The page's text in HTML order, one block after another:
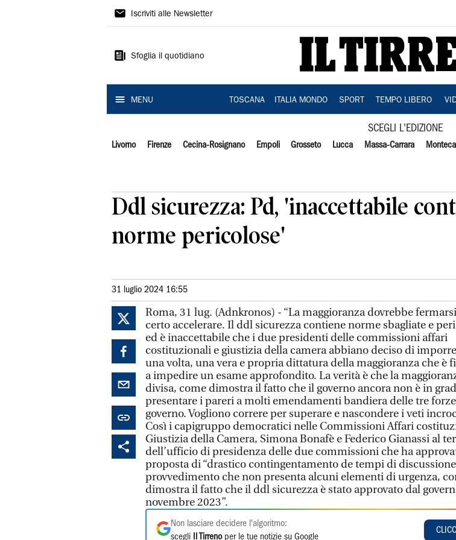
Il
Iscriviti alle Newsletter
Sfoglia il quotidiano
MENU TOSCANA ITALIA MONDO SPORT TEMPO LIBERO
SCEGLI L'EDIZIONE
Livorno Firenze Cecina-Rosignano Empoli Grosseto Lucca Massa-Carrara
Ddl sicurezza: Pd, 'inaccettabile
norme pericolose'
31 luglio 2024 16:55
Roma, 31 lug. (Adnkronos) - “La maggioranza dovrebbe
certo accelerare. Il ddl sicurezza contiene norme sbagliate e
ed è inaccettabile che i due presidenti delle commissioni affari
costituzionali e giustizia della camera abbiano deciso di
una volta, una vera e propria dittatura della maggioranza che è
a impedire un esame approfondito. La verità è che la
divisa, come dimostra il fatto che il governo ancora non è in
presentare i pareri a molti emendamenti bandiera delle tre
governo. Vogliono correre per superare e nascondere i veti
Così i capigruppo democratici nelle Commissioni Affari
Giustizia della Camera, Simona Bonafè e Federico Gianassi al
dell’ufficio di presidenza delle due commissioni che ha
proposta di “drastico contingentamento de tempi di
provvedimento che non presenta alcuni elementi di urgenza,
dimostra il fatto che il ddl sicurezza è stato approvato dal
novembre 2023”.
Non lasciare decidere l'algoritmo:
scegli
Il Tirrenoper le tue notizie su Google